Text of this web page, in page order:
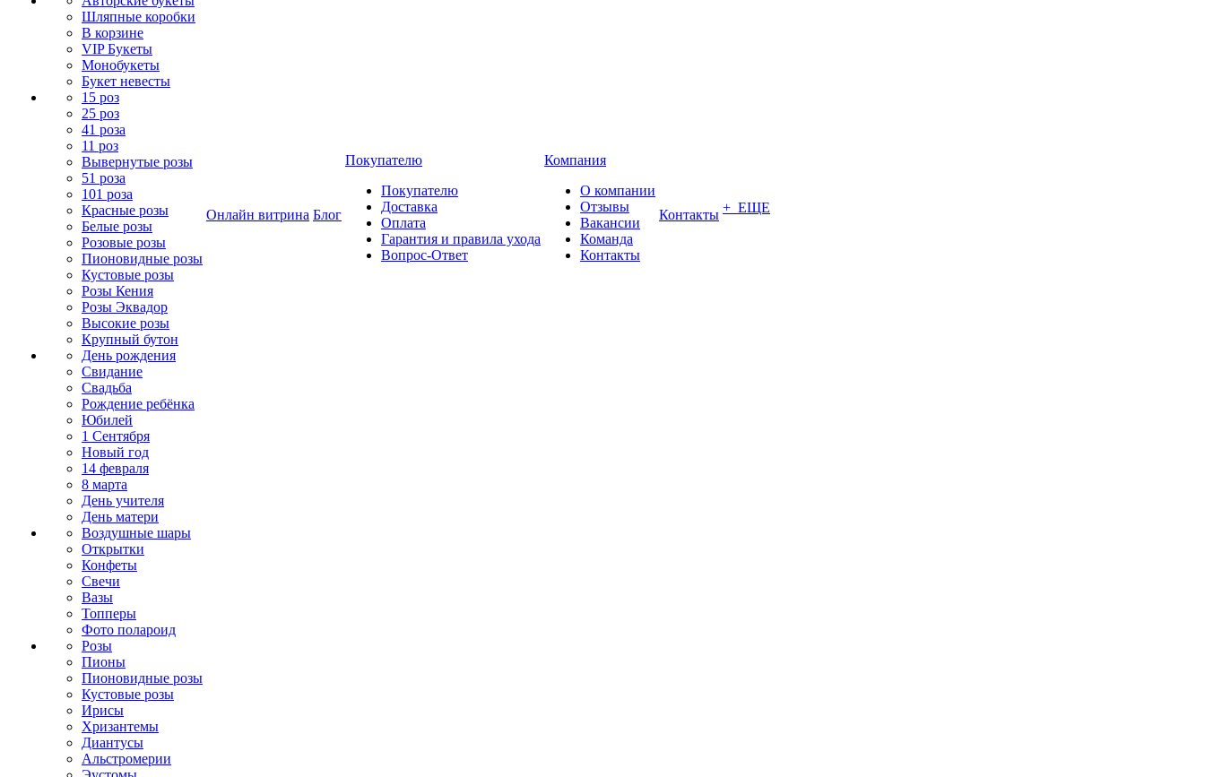
Шляпные коробки
В корзине
VIP Букеты
Монобукеты
Букет невесты
15 роз
25 роз
41 роза
11 роз
Вывернутые розы
51 роза
101 роза
Красные розы
Белые розы
Розовые розы
Пионовидные розы
Кустовые розы
Розы Кения
Розы Эквадор
Высокие розы
Крупный бутон
День рождения
Свидание
Свадьба
Рождение ребёнка
Юбилей
1 Сентября
Новый год
14 февраля
8 марта
День учителя
День матери
Воздушные шары
Открытки
Конфеты
Свечи
Вазы
Топперы
Фото полароид
Розы
Пионы
Пионовидные розы
Кустовые розы
Ирисы
Хризантемы
Диантусы
Альстромерии
Онлайн витрина Блог
Покупателю
Покупателю
Доставка
Оплата
Гарантия и правила ухода
Вопрос-Ответ
Компания
О компании
Отзывы
Вакансии
Команда
Контакты
Контакты + ЕЩЕ